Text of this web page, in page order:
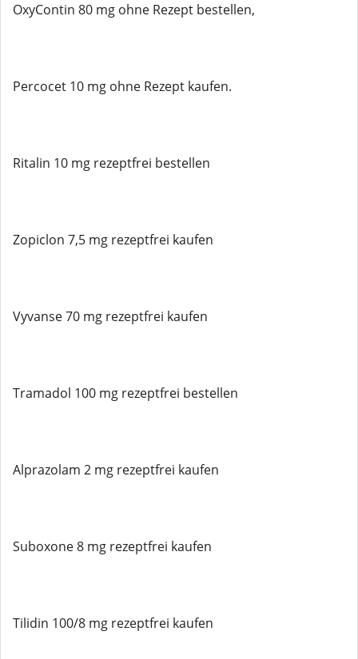
OxyContin 80 mg ohne Rezept bestellen,
Percocet 10 mg ohne Rezept kaufen.
Ritalin 10 mg rezeptfrei bestellen
Zopiclon 7,5 mg rezeptfrei kaufen
Vyvanse 70 mg rezeptfrei kaufen
Tramadol 100 mg rezeptfrei bestellen
Alprazolam 2 mg rezeptfrei kaufen
Suboxone 8 mg rezeptfrei kaufen
Tilidin 100/8 mg rezeptfrei kaufen